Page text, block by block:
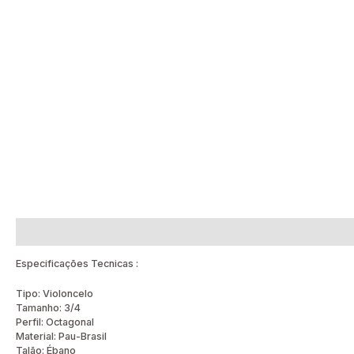
Especificações Tecnicas :
Tipo: Violoncelo
Tamanho: 3/4
Perfil: Octagonal
Material: Pau-Brasil
Talão: Ébano